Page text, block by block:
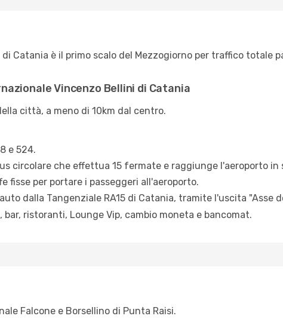
Catania è il primo scalo del Mezzogiorno per traffico totale
Vincenzo Bellini di Catania
città, a meno di 10km dal centro.
e 524.
circolare che effettua 15 fermate e raggiunge l'aeroporto in
fisse per portare i passeggeri all'aeroporto.
dalla Tangenziale RA15 di Catania, tramite l'uscita "Asse
ristoranti, Lounge Vip, cambio moneta e bancomat.
Falcone e Borsellino di Punta Raisi.